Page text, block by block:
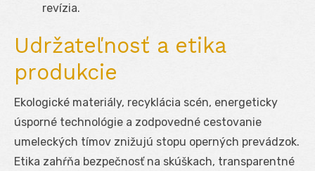
revízia.
Udržateľnosť a etika
produkcie
Ekologické materiály, recyklácia scén, energeticky
úsporné technológie a zodpovedné cestovanie
umeleckých tímov znižujú stopu operných prevádzok.
Etika zahŕňa bezpečnosť na skúškach, transparentné